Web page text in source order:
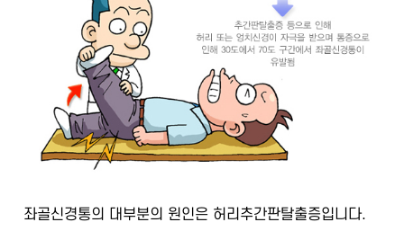
좌골신경통의 대부분의 원인은 허리추간판탈출증입니다.